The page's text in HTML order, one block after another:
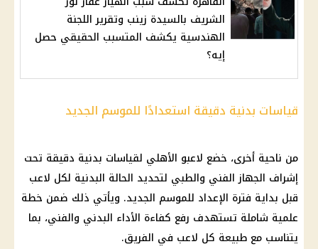
الشريف بالسيدة زينب وتقرير اللجنة
الهندسية يكشف المتسبب الحقيقي حصل
إيه؟
قياسات بدنية دقيقة استعدادًا للموسم الجديد
من ناحية أخرى، خضع لاعبو الأهلي لقياسات بدنية دقيقة تحت
إشراف الجهاز الفني والطبي لتحديد الحالة البدنية لكل لاعب
قبل بداية فترة الإعداد للموسم الجديد. ويأتي ذلك ضمن خطة
علمية شاملة تستهدف رفع كفاءة الأداء البدني والفني، بما
يتناسب مع طبيعة كل لاعب في الفريق.